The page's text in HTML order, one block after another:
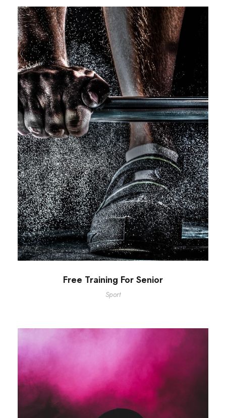
Free Training For Senior
Sport